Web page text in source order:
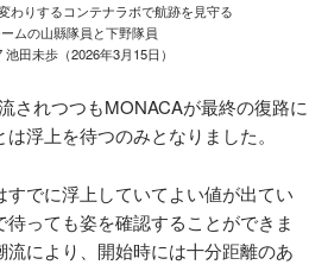
わりするコンテナラボで航跡を見守る
ムの山縣隊員と下野隊員
田未歩（2026年3月15日）
されつつもMONACAが最終の復路に
浮上を待つのみとなりました。
すでに浮上していてよい値が出てい
っても姿を確認することができま
により、開始時には十分距離のあ